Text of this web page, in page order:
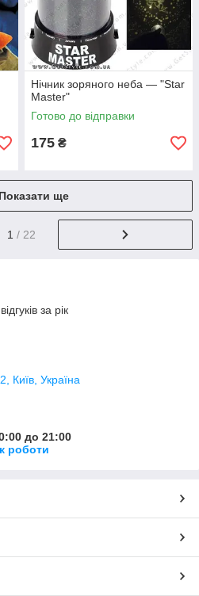
Нічник зоряного неба — "Star
Master"
Готово до відправки
175 ₴
Показати ще
1 / 22
за рік
Київ, Україна
до 21:00
роботи